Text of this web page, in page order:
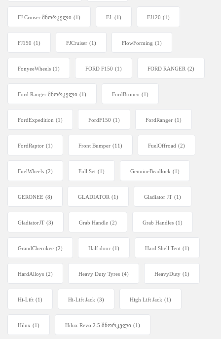
FJ Cruiser შნორკელი (1) FJ. (1) FJ120 (1)
FJ150 (1) FJCruiser (1) FlowForming (1)
FonyeeWheels (1) FORD F150 (1) FORD RANGER (2)
Ford Ranger შნორკელი (1) FordBronco (1)
FordExpedition (1) FordF150 (1) FordRanger (1)
FordRaptor (1) Front Bumper (11) FuelOffroad (2)
FuelWheels (2) Full Set (1) GenuineBeadlock (1)
GERONEE (8) GLADIATOR (1) Gladiator JT (1)
GladiatorJT (3) Grab Handle (2) Grab Handles (1)
GrandCherokee (2) Half door (1) Hard Shell Tent (1)
HardAlloys (2) Heavy Duty Tyres (4) HeavyDuty (1)
Hi-Lift (1) Hi-Lift Jack (3) High Lift Jack (1)
Hilux (1) Hilux Revo 2.5 შნორკელი (1)